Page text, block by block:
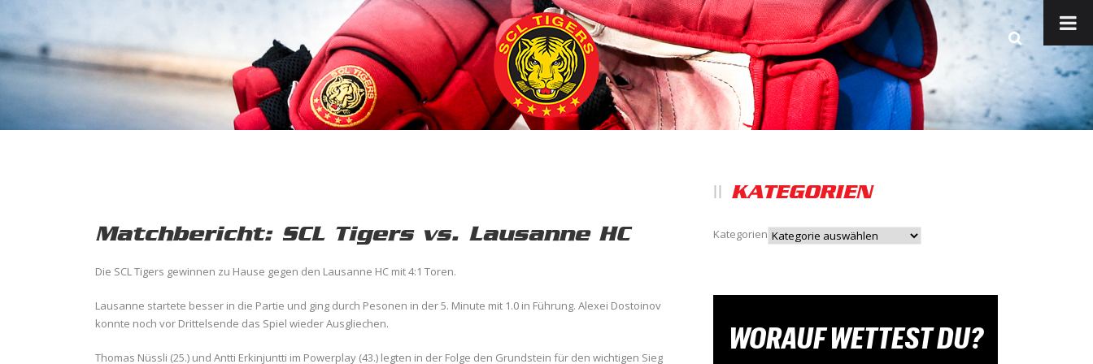
Matchbericht: SCL Tigers vs. Lausanne HC
Die SCL Tigers gewinnen zu Hause gegen den Lausanne HC mit 4:1 Toren.
Lausanne startete besser in die Partie und ging durch Pesonen in der 5. Minute mit 1.0 in Führung. Alexei Dostoinov
konnte noch vor Drittelsende das Spiel wieder Ausgliechen.
Thomas Nüssli (25.) und Antti Erkinjuntti im Powerplay (43.) legten in der Folge den Grundstein für den wichtigen Sieg
KATEGORIEN
Kategorien